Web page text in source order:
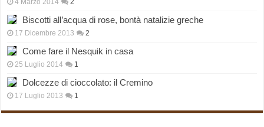
4 Marzo 2014 2
Biscotti all’acqua di rose, bontà natalizie greche
17 Dicembre 2013 2
Come fare il Nesquik in casa
25 Luglio 2014 1
Dolcezze di cioccolato: il Cremino
17 Luglio 2013 1